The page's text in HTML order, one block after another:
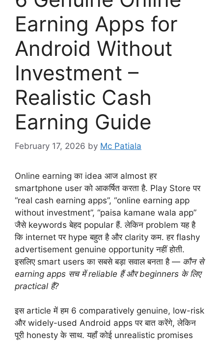
Earning Apps for
Android Without
Investment –
Realistic Cash
Earning Guide
February 17, 2026 by Mc Patiala
Online earning का idea आज almost हर
smartphone user को आकर्षित करता है. Play Store पर
“real cash earning apps”, “online earning app
without investment”, “paisa kamane wala app”
जैसे keywords बेहद popular हैं. लेकिन problem यह है
कि internet पर hype बहुत है और clarity कम. हर flashy
advertisement genuine opportunity नहीं होती.
इसलिए smart users का सबसे बड़ा सवाल बनता है — कौन से
earning apps सच में reliable हैं और beginners के लिए
practical हैं?
इस article में हम 6 comparatively genuine, low-risk
और widely-used Android apps पर बात करेंगे, लेकिन
पूरी honesty के साथ. यहाँ कोई unrealistic promises